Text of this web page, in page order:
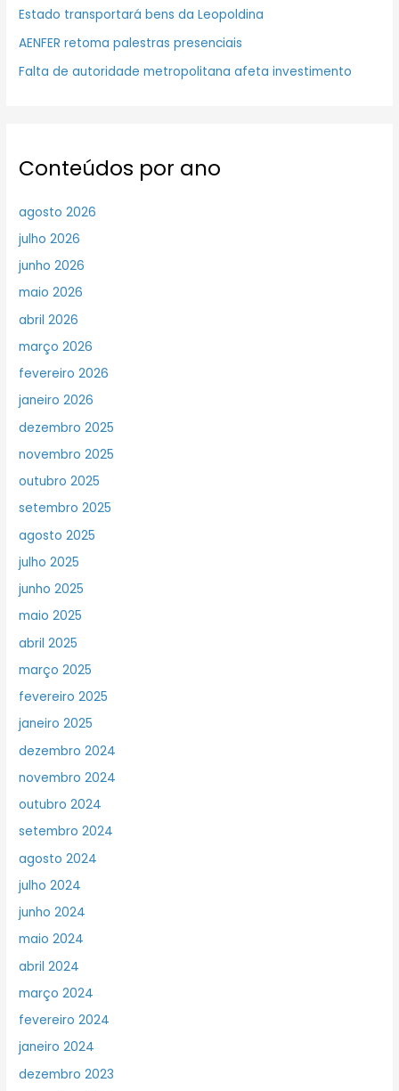
Estado transportará bens da Leopoldina
AENFER retoma palestras presenciais
Falta de autoridade metropolitana afeta investimento
Conteúdos por ano
agosto 2026
julho 2026
junho 2026
maio 2026
abril 2026
março 2026
fevereiro 2026
janeiro 2026
dezembro 2025
novembro 2025
outubro 2025
setembro 2025
agosto 2025
julho 2025
junho 2025
maio 2025
abril 2025
março 2025
fevereiro 2025
janeiro 2025
dezembro 2024
novembro 2024
outubro 2024
setembro 2024
agosto 2024
julho 2024
junho 2024
maio 2024
abril 2024
março 2024
fevereiro 2024
janeiro 2024
dezembro 2023